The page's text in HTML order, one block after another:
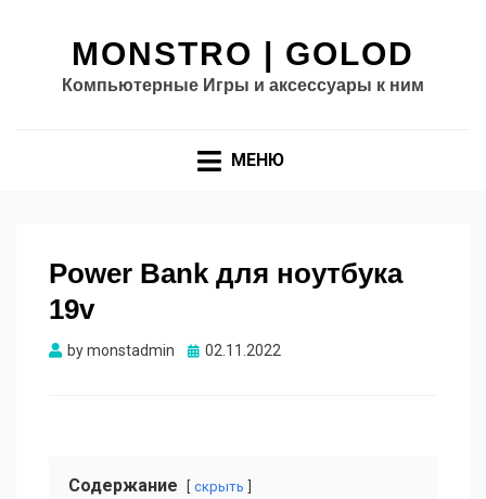
MONSTRO | GOLOD
Компьютерные Игры и аксессуары к ним
МЕНЮ
Power Bank для ноутбука
19v
bymonstadmin Опубликовано
02.11.2022
Содержание скрыть